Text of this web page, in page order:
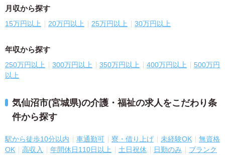
月収から探す
15万円以上 20万円以上 25万円以上 30万円以上
年収から探す
250万円以上 300万円以上 350万円以上 400万円以上
500万円
以上
気仙沼市(宮城県)の介護・福祉の求人をこだわり条
件から探す
駅から徒歩10分以内 車通勤可 寮・借り上げ 未経験OK
無資格
OK
高収入 年間休日110日以上 土日祝休 日勤のみ
ブランク